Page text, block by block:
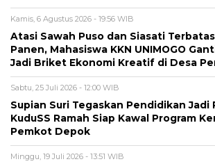
Kamis, 6 Agustus 2026 - 19:56 WIB
Atasi Sawah Puso dan Siasati
Panen, Mahasiswa KKN UNIMOGO
Jadi Briket Ekonomi Kreatif di Desa
Sabtu, 25 Juli 2026 - 12:00 WIB
Supian Suri Tegaskan Pendidikan Jadi
KuduSS Ramah Siap Kawal Program
Pemkot Depok
Minggu, 19 Juli 2026 - 13:51 WIB